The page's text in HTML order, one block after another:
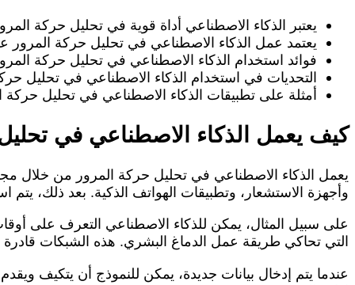
يعتبر الذكاء الاصطناعي أداة قوية في تحليل حركة
يعتمد عمل الذكاء الاصطناعي في تحليل حركة المرور
فوائد استخدام الذكاء الاصطناعي في تحليل حركة
التحديات في استخدام الذكاء الاصطناعي في تحليل
أمثلة على تطبيقات الذكاء الاصطناعي في تحليل
كيف يعمل الذكاء الاصطناعي في
يعمل الذكاء الاصطناعي في تحليل حركة المرور من خلال
وأجهزة الاستشعار، وتطبيقات الهواتف الذكية. بعد ذلك، يتم
على سبيل المثال، يمكن للذكاء الاصطناعي التعرف على
التي تحاكي طريقة عمل الدماغ البشري. هذه الشبكات قادرة
عندما يتم إدخال بيانات جديدة، يمكن للنموذج أن يتكيف